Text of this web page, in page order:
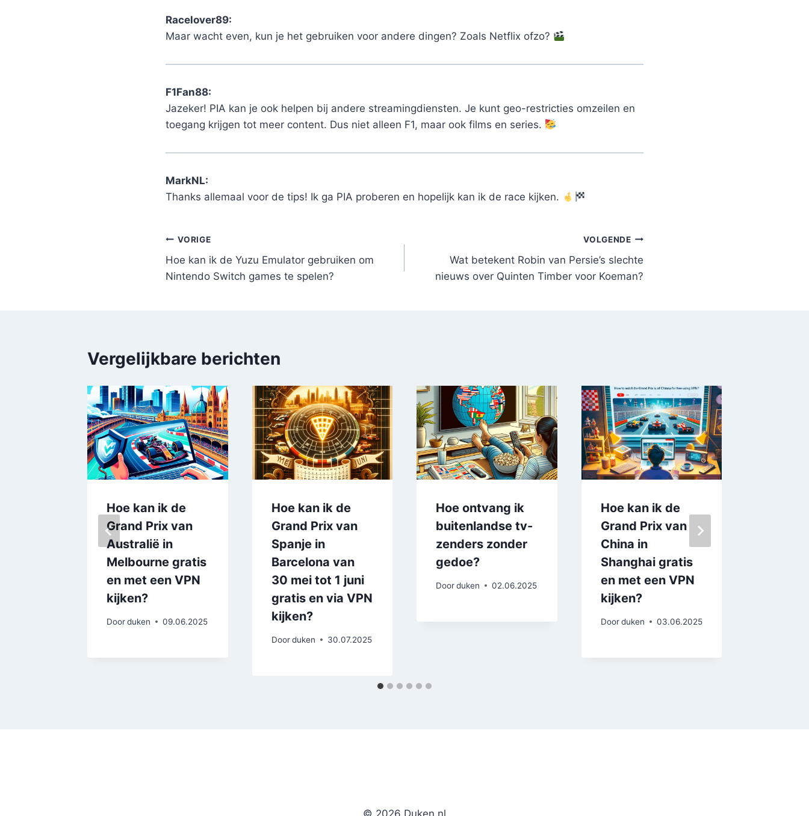
Racelover89:
Maar wacht even, kun je het gebruiken voor andere dingen? Zoals Netflix ofzo?
F1Fan88:
Jazeker! PIA kan je ook helpen bij andere streamingdiensten. Je kunt geo-restricties omzeilen en
toegang krijgen tot meer content. Dus niet alleen F1, maar ook films en series.
MarkNL:
Thanks allemaal voor de tips! Ik ga PIA proberen en hopelijk kan ik de race kijken.
Bericht
navigatie
VORIGE
Hoe kan ik de Yuzu Emulator gebruiken om
Nintendo Switch games te spelen?
VOLGENDE
Wat betekent Robin van Persie’s slechte
nieuws over Quinten Timber voor Koeman?
Vergelijkbare berichten
Hoe kan ik de
Grand Prix van
Australië in
Melbourne gratis
en met een VPN
kijken?
Doorduken 09.06.2025
Hoe kan ik de
Grand Prix van
Spanje in
Barcelona van
30 mei tot 1 juni
gratis en via VPN
kijken?
Door duken 30.07.2025
Hoe ontvang ik
buitenlandse tv-
zenders zonder
gedoe?
Doorduken 02.06.2025
Hoe kan ik de
Grand Prix van
China in
Shanghai gratis
en met een VPN
kijken?
Door duken 03.06.2025